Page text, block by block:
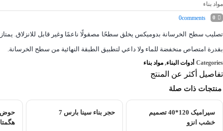
مواد بناء
0
0comments
تصليب سطح الخرسانة بدومیکس يخلق سطحًا مصقولًا ناعمًا وغير قابل للانزلاق. يمتاز
بقدرة امتصاص منخفضة للماء ولا داعي لتطبيق الطبقة النهائية من سطح الخرسانة.
Categories أدوات البناء, مواد بناء
تفاصيل أكثر عن المنتج
منتجات ذات صلة
سیرامیک 120*40 تصمیم
خشب انزو
حجر بناء سينا ​​بارس 7
حوض